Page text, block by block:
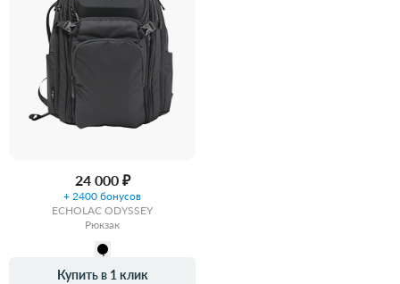
24 000 ₽
+ 2400 бонусов
ECHOLAC ODYSSEY
Рюкзак
Купить в 1 клик